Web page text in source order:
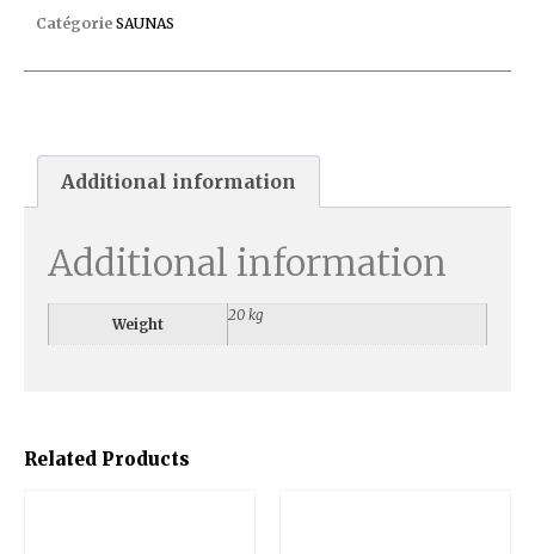
Related Products
Catégorie SAUNAS
Additional information
Additional information
Weight
20 kg